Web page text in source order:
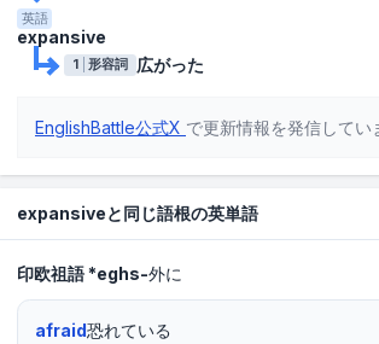
英語
expansive
1 形容詞 広がった
EnglishBattle公式X で更新情報を発信してい
expansiveと同じ語根の英単語
印欧祖語*eghs-外に
afraid恐れている